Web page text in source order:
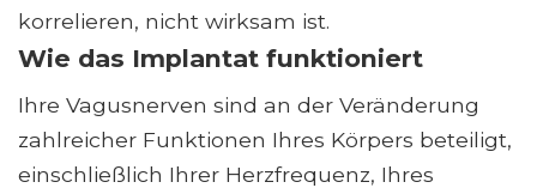
korrelieren, nicht wirksam ist.
Wie das Implantat funktioniert
Ihre Vagusnerven sind an der Veränderung
zahlreicher Funktionen Ihres Körpers beteiligt,
einschließlich Ihrer Herzfrequenz, Ihres